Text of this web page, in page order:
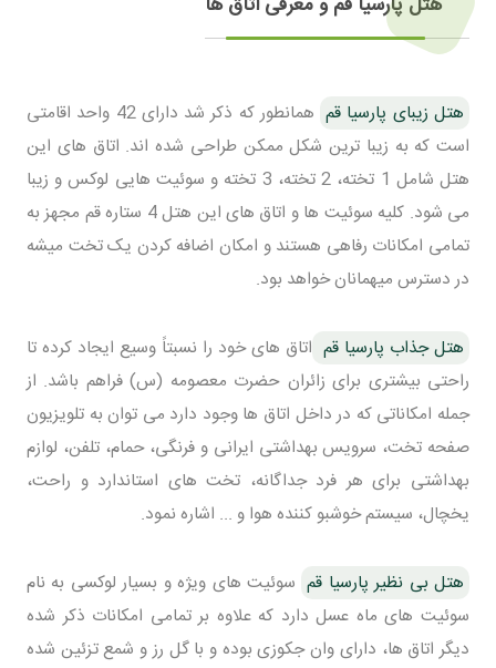
هتل زیبای پارسیا قم
همانطور که ذکر شد دارای 42 واحد اقامتی
است که به زیبا ترین شکل ممکن طراحی شده اند. اتاق های این
هتل شامل 1 تخته، 2 تخته، 3 تخته و سوئیت هایی لوکس و زیبا
می شود. کلیه سوئیت ها و اتاق های این هتل 4 ستاره قم مجهز به
تمامی امکانات رفاهی هستند و امکان اضافه کردن یک تخت میشه
در دسترس میهمانان خواهد بود.
هتل جذاب پارسیا قم اتاق های خود را نسبتاً وسیع ایجاد کرده تا
راحتی بیشتری برای زائران حضرت معصومه (س) فراهم باشد. از
جمله امکاناتی که در داخل اتاق ها وجود دارد می توان به تلویزیون
صفحه تخت، سرویس بهداشتی ایرانی و فرنگی، حمام، تلفن، لوازم
بهداشتی برای هر فرد جداگانه، تخت های استاندارد و راحت،
یخچال، سیستم خوشبو کننده هوا و ... اشاره نمود.
هتل بی نظیر پارسیا قم سوئیت های ویژه و بسیار لوکسی به نام
سوئیت های ماه عسل دارد که علاوه بر تمامی امکانات ذکر شده
دیگر اتاق ها، دارای وان جکوزی بوده و با گل رز و شمع تزئین شده